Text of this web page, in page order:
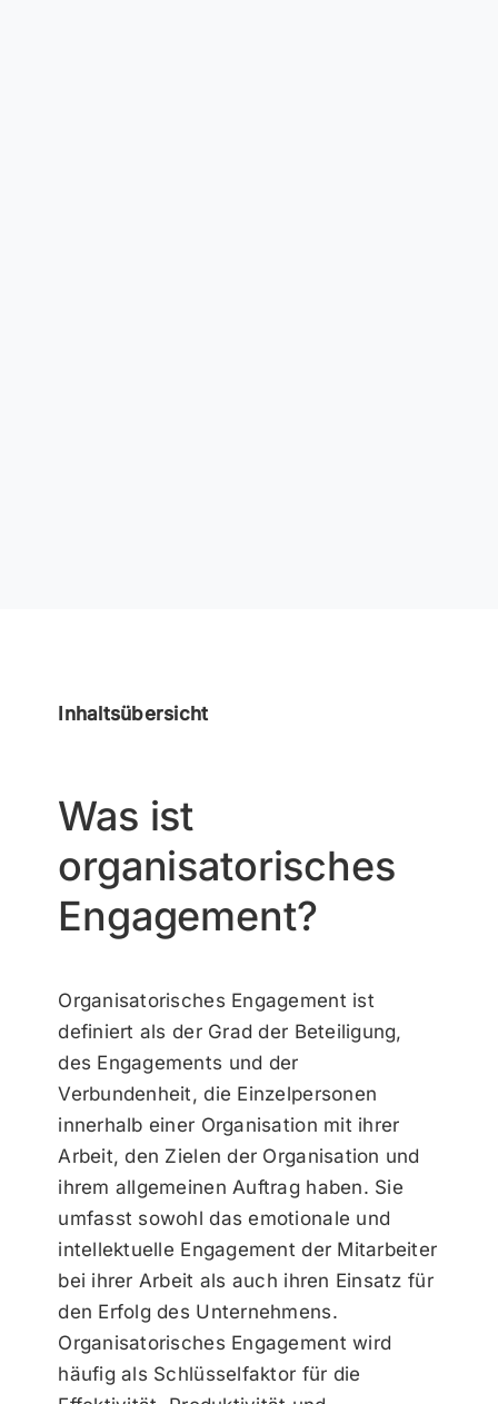
Inhaltsübersicht
Was ist
organisatorisches
Engagement?
Organisatorisches Engagement ist
definiert als der Grad der Beteiligung,
des Engagements und der
Verbundenheit, die Einzelpersonen
innerhalb einer Organisation mit ihrer
Arbeit, den Zielen der Organisation und
ihrem allgemeinen Auftrag haben. Sie
umfasst sowohl das emotionale und
intellektuelle Engagement der Mitarbeiter
bei ihrer Arbeit als auch ihren Einsatz für
den Erfolg des Unternehmens.
Organisatorisches Engagement wird
häufig als Schlüsselfaktor für die